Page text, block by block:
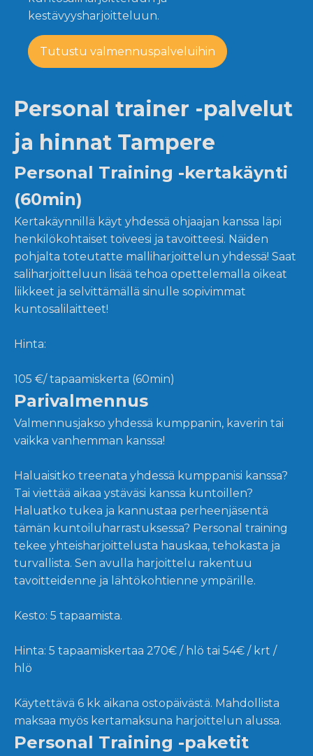
kestävyysharjoitteluun.
Tutustu valmennuspalveluihin
Personal trainer -palvelut
ja hinnat Tampere
Personal Training -kertakäynti
(60min)
Kertakäynnillä käyt yhdessä ohjaajan kanssa läpi
henkilökohtaiset toiveesi ja tavoitteesi. Näiden
pohjalta toteutatte malliharjoittelun yhdessä! Saat
saliharjoitteluun lisää tehoa opettelemalla oikeat
liikkeet ja selvittämällä sinulle sopivimmat
kuntosalilaitteet!
Hinta:
105 €/ tapaamiskerta (60min)
Parivalmennus
Valmennusjakso yhdessä kumppanin, kaverin tai
vaikka vanhemman kanssa!
Haluaisitko treenata yhdessä kumppanisi kanssa?
Tai viettää aikaa ystäväsi kanssa kuntoillen?
Haluatko tukea ja kannustaa perheenjäsentä
tämän kuntoiluharrastuksessa? Personal training
tekee yhteisharjoittelusta hauskaa, tehokasta ja
turvallista. Sen avulla harjoittelu rakentuu
tavoitteidenne ja lähtökohtienne ympärille.
Kesto: 5 tapaamista.
Hinta: 5 tapaamiskertaa 270€ / hlö tai 54€ / krt /
hlö
Käytettävä 6 kk aikana ostopäivästä. Mahdollista
maksaa myös kertamaksuna harjoittelun alussa.
Personal Training -paketit